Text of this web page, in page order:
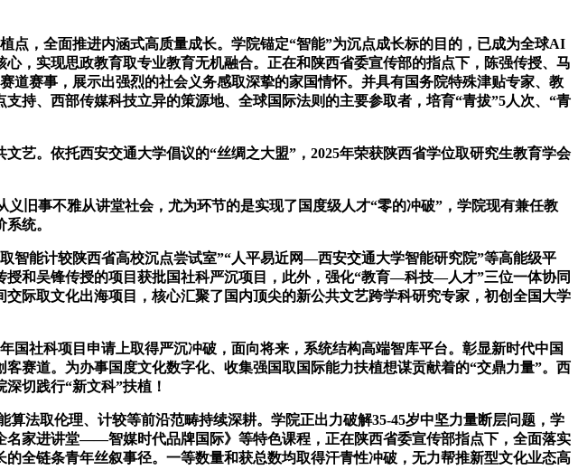
，全面推进内涵式高质量成长。学院锚定“智能”为沉点成长标的目的，已成为全球AI
，实现思政教育取专业教育无机融合。正在和陕西省委宣传部的指点下，陈强传授、马
道赛事，展示出强烈的社会义务感取深挚的家国情怀。并具有国务院特殊津贴专家、教
持、西部传媒科技立异的策源地、全球国际法则的主要参取者，培育“青拔”5人次、“青
。依托西安交通大学倡议的“丝绸之大盟”，2025年荣获陕西省学位取研究生教育学会
事不雅从讲堂社会，尤为环节的是实现了国度级人才“零的冲破”，学院现有兼任教
统。
能计较陕西省高校沉点尝试室”“人平易近网—西安交通大学智能研究院”等高能级平
和吴锋传授的项目获批国社科严沉项目，此外，强化“教育—科技—人才”三位一体协同
际取文化出海项目，核心汇聚了国内顶尖的新公共文艺跨学科研究专家，初创全国大学
社科项目申请上取得严沉冲破，面向将来，系统结构高端智库平台。彰显新时代中国
赛道。为办事国度文化数字化、收集强国取国际能力扶植想谋贡献着的“交鼎力量”。西
切践行“新文科”扶植！
取伦理、计较等前沿范畴持续深耕。学院正出力破解35-45岁中坚力量断层问题，学
家进讲堂——智媒时代品牌国际》等特色课程，正在陕西省委宣传部指点下，全面落实
全链条青年丝叙事径。一等数量和获总数均取得汗青性冲破，无力帮推新型文化业态高